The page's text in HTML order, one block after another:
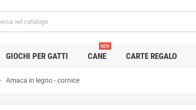
GIOCHI PER GATTI CANE
NEW
CARTE REGALO
Amaca in legno - cornice